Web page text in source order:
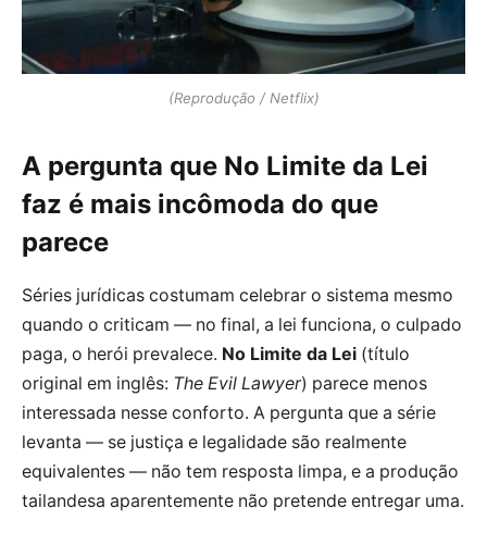
(Reprodução / Netflix)
A pergunta que No Limite da Lei
faz é mais incômoda do que
parece
Séries jurídicas costumam celebrar o sistema mesmo
quando o criticam — no final, a lei funciona, o culpado
paga, o herói prevalece. No Limite da Lei (título
original em inglês: The Evil Lawyer) parece menos
interessada nesse conforto. A pergunta que a série
levanta — se justiça e legalidade são realmente
equivalentes — não tem resposta limpa, e a produção
tailandesa aparentemente não pretende entregar uma.